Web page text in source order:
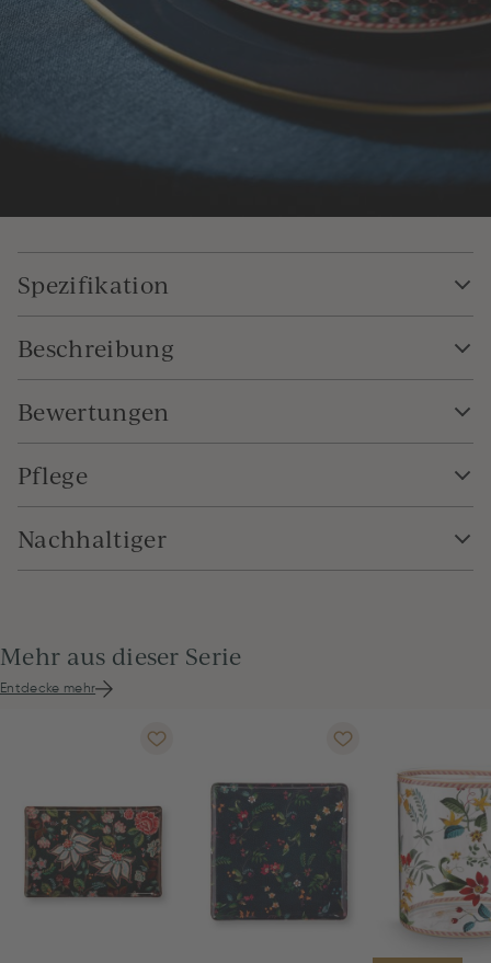
Spezifikation
Beschreibung
Bewertungen
Pflege
Nachhaltiger
Mehr aus dieser Serie
Entdecke mehr